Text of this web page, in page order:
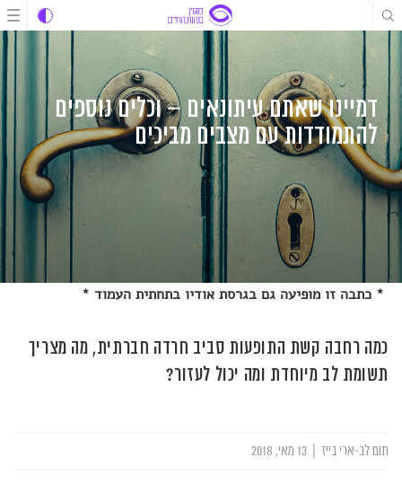
דלג
לתוכן
דלג
לתוכן
דלג
לניווט
דמיינו שאתם עיתונאים – וכלים נוספים
להתמודדות עם מצבים מביכים
* כתבה זו מופיעה גם בגרסת אודיו בתחתית העמוד *
כמה רחבה קשת התופעות סביב חרדה חברתית, מה מצריך
תשומת לב מיוחדת ומה יכול לעזור?
תום לב-ארי בייז